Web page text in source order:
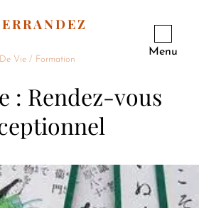
Vie / Formation
Menu
: Rendez-vous